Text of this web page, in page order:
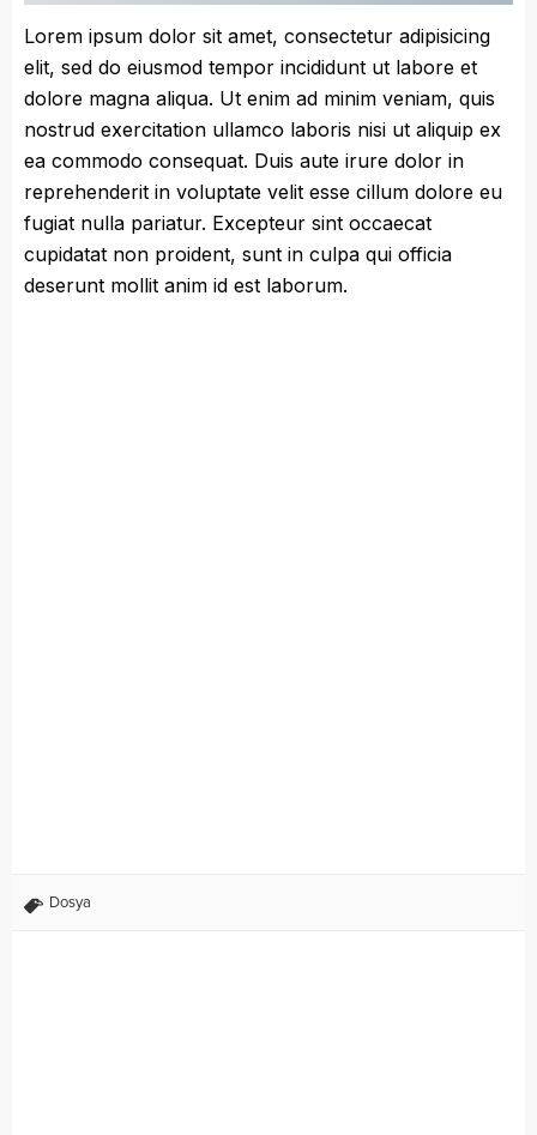
Lorem ipsum dolor sit amet, consectetur adipisicing
elit, sed do eiusmod tempor incididunt ut labore et
dolore magna aliqua. Ut enim ad minim veniam, quis
nostrud exercitation ullamco laboris nisi ut aliquip ex
ea commodo consequat. Duis aute irure dolor in
reprehenderit in voluptate velit esse cillum dolore eu
fugiat nulla pariatur. Excepteur sint occaecat
cupidatat non proident, sunt in culpa qui officia
deserunt mollit anim id est laborum.
Dosya